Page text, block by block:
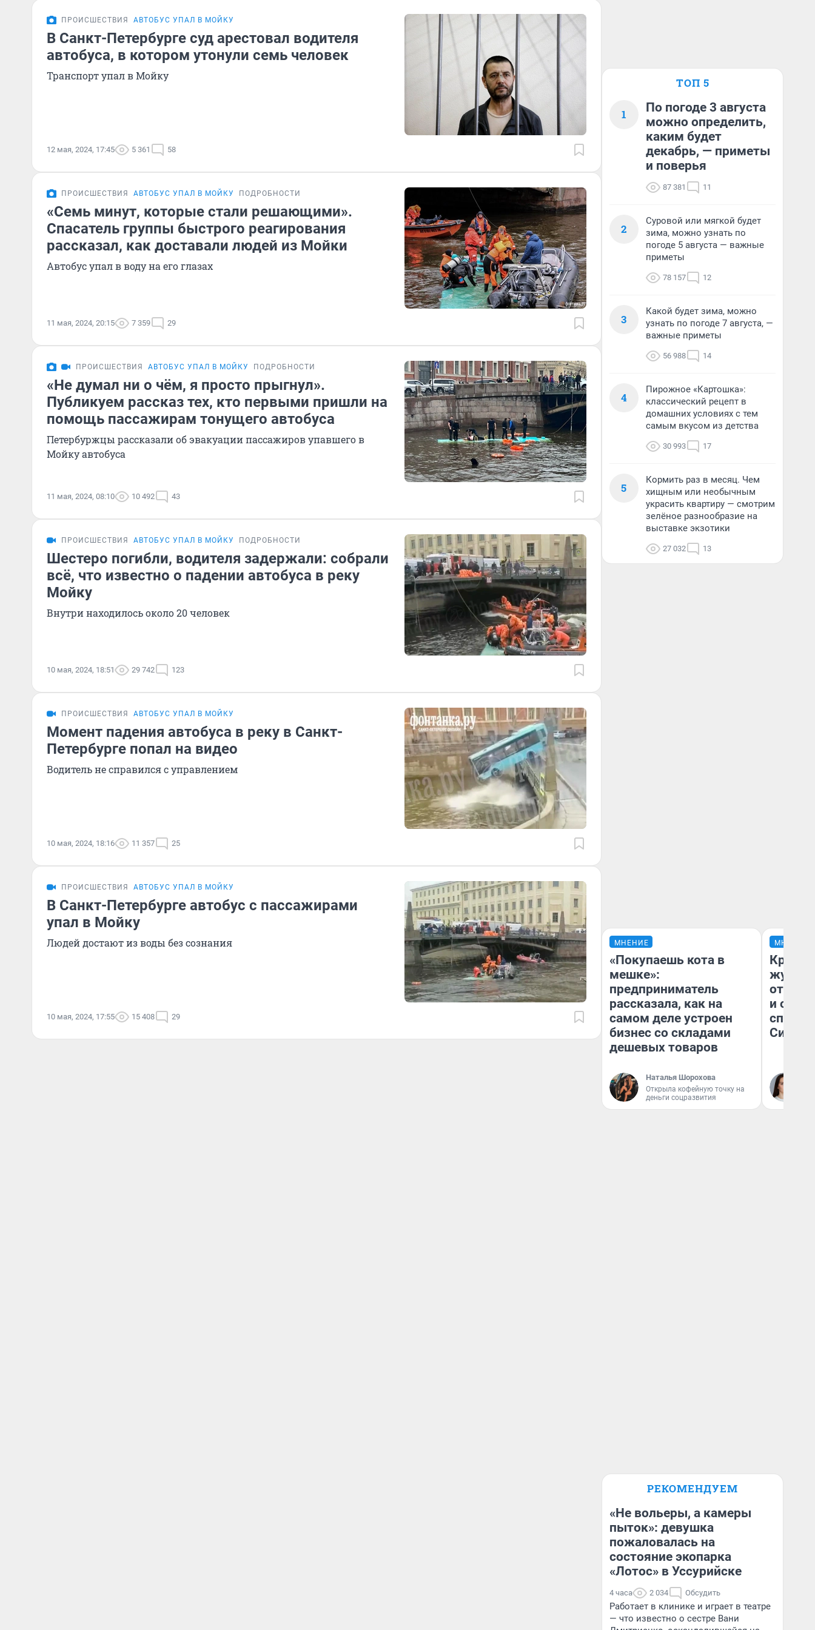
ПРОИСШЕСТВИЯ АВТОБУС УПАЛ В МОЙКУ
В Санкт-Петербурге суд арестовал водителя
автобуса, в котором утонули семь человек
Транспорт упал в Мойку
12 мая, 2024, 17:45 5 361 58
ПРОИСШЕСТВИЯ АВТОБУС УПАЛ В МОЙКУ ПОДРОБНОСТИ
«Семь минут, которые стали решающими».
Спасатель группы быстрого реагирования
рассказал, как доставали людей из Мойки
Автобус упал в воду на его глазах
11 мая, 2024, 20:15 7 359 29
ПРОИСШЕСТВИЯ АВТОБУС УПАЛ В МОЙКУ ПОДРОБНОСТИ
«Не думал ни о чём, я просто прыгнул».
Публикуем рассказ тех, кто первыми пришли на
помощь пассажирам тонущего автобуса
Петербуржцы рассказали об эвакуации пассажиров упавшего в
Мойку автобуса
11 мая, 2024, 08:10 10 492 43
ПРОИСШЕСТВИЯ АВТОБУС УПАЛ В МОЙКУ ПОДРОБНОСТИ
Шестеро погибли, водителя задержали: собрали
всё, что известно о падении автобуса в реку
Мойку
Внутри находилось около 20 человек
10 мая, 2024, 18:51 29 742 123
ПРОИСШЕСТВИЯ АВТОБУС УПАЛ В МОЙКУ
Момент падения автобуса в реку в Санкт-
Петербурге попал на видео
Водитель не справился с управлением
10 мая, 2024, 18:16 11 357 25
ПРОИСШЕСТВИЯ АВТОБУС УПАЛ В МОЙКУ
В Санкт-Петербурге автобус с пассажирами
упал в Мойку
Людей достают из воды без сознания
10 мая, 2024, 17:55 15 408 29
ТОП 5
1
По погоде 3 августа
можно определить,
каким будет
декабрь, — приметы
и поверья
87 381 11
2
Суровой или мягкой будет
зима, можно узнать по
погоде 5 августа — важные
приметы
78 157 12
3
Какой будет зима, можно
узнать по погоде 7 августа, —
важные приметы
56 988 14
4
Пирожное «Картошка»:
классический рецепт в
домашних условиях с тем
самым вкусом из детства
30 993 17
5
Кормить раз в месяц. Чем
хищным или необычным
украсить квартиру — смотрим
зелёное разнообразие на
выставке экзотики
27 032 13
МНЕНИЕ
«Покупаешь кота в
мешке»:
предприниматель
рассказала, как на
самом деле устроен
бизнес со складами
дешевых товаров
Наталья Шорохова
Открыла кофейную точку на
деньги соцразвития
МНЕНИЕ
и
споре
РЕКОМЕНДУЕМ
«Не вольеры, а камеры
пыток»: девушка
пожаловалась на
состояние экопарка
«Лотос» в Уссурийске
4 часа 2 034 Обсудить
Работает в клинике и играет в театре
— что известно о сестре Вани